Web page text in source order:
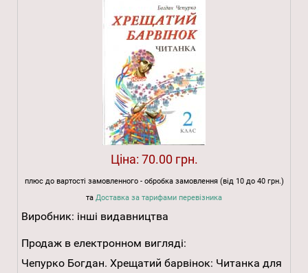
Ціна: 70.00 грн.
плюс до вартості замовленного - обробка замовлення (від 10 до 40 грн.)
та Доставка за тарифами перевізника
Виробник: інші видавництва
Продаж в електронном вигляді:
Чепурко Богдан. Хрещатий барвінок: Читанка для